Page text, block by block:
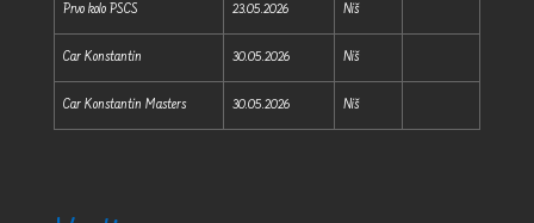
Prvo kolo PSCS 23.05.2026 Niš
Car Konstantin 30.05.2026 Niš
Car Konstantin Masters 30.05.2026 Niš